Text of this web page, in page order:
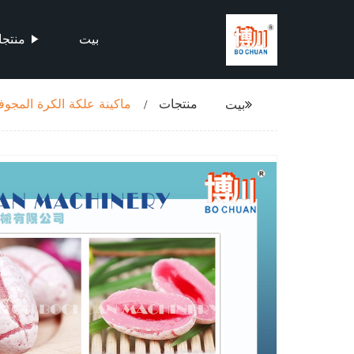
بيت
بيت منتجات ماكينة علكة الكرة